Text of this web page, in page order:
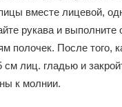
вместе лицевой,
рукава и
полочек. После того,
см лиц. гладью и
к молнии.